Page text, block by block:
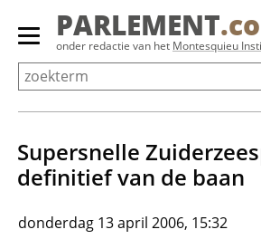
Overslaan
Primair
menu
tonen/verbergen
PARLEMENT
onder redactie van het Montesquieu
Supersnelle
definitief van de baan
donderdag 13 april 2006, 15:32